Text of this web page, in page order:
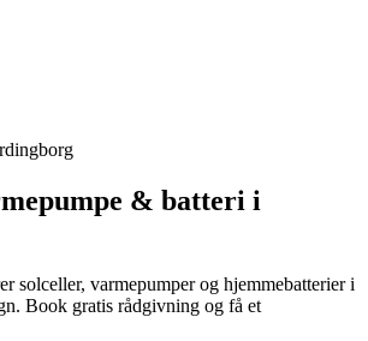
& batteri i
solceller, varmepumper og hjemmebatterier i
Book gratis rådgivning og få et